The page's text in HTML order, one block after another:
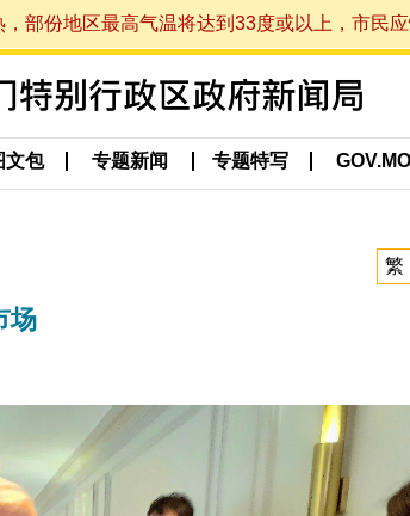
部份地区最高气温将达到33度或以上，市民
文包 专题新闻 专题特写 GOV.MO
繁
场